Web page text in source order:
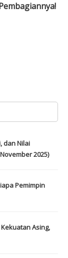
dan Nilai
2025)
Pemimpin
Asing,